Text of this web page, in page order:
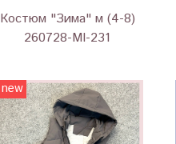
Костюм "Зима" м (4-8)
260728-MI-231
new